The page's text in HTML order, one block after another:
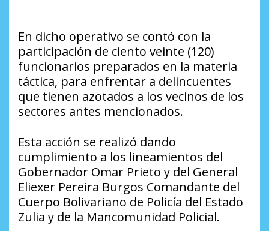
En dicho operativo se contó con la
participación de ciento veinte (120)
funcionarios preparados en la materia
táctica, para enfrentar a delincuentes
que tienen azotados a los vecinos de los
sectores antes mencionados.
Esta acción se realizó dando
cumplimiento a los lineamientos del
Gobernador Omar Prieto y del General
Eliexer Pereira Burgos Comandante del
Cuerpo Bolivariano de Policía del Estado
Zulia y de la Mancomunidad Policial.